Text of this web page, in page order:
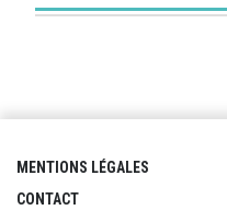
MENTIONS LÉGALES
CONTACT